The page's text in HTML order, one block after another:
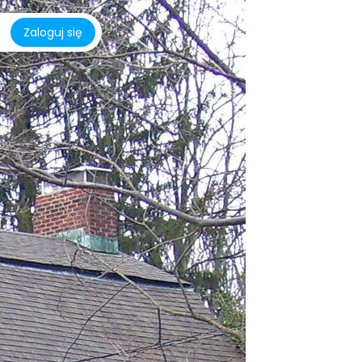
Zaloguj się